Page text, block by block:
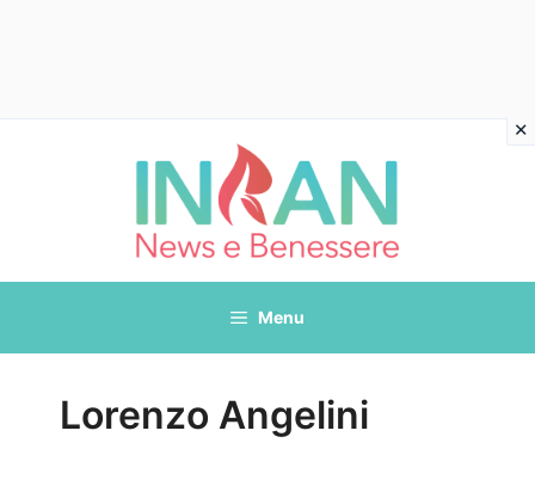
Menu
Lorenzo Angelini